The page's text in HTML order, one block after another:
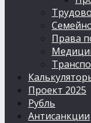
Права
Проект 2025
Рубль
Антисанкции